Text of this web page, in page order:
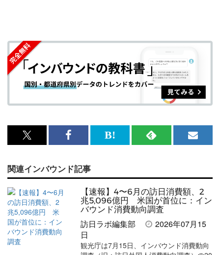
x<br>
記
事
を
シ
ェ
Facebook<br>
記
は
ブ
ッ
ク
ー
RSS
事
を
購
す
メ
ガ
登
録
る
関連インバウンド記事
【速報】4〜6月の訪日消費額、2
兆5,096億円 米国が首位に：イン
バウンド消費動向調査
訪日ラボ編集部
2026年07月15
日
観光庁は7月15日、インバウンド消費動向